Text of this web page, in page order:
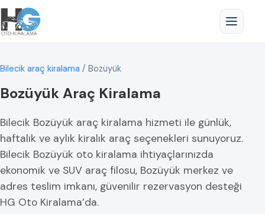
Bilecik araç kiralama / Bozüyük
Bozüyük Araç Kiralama
Bilecik Bozüyük araç kiralama hizmeti ile günlük,
haftalık ve aylık kiralık araç seçenekleri sunuyoruz.
Bilecik Bozüyük oto kiralama ihtiyaçlarınızda
ekonomik ve SUV araç filosu, Bozüyük merkez ve
adres teslim imkanı, güvenilir rezervasyon desteği
HG Oto Kiralama’da.